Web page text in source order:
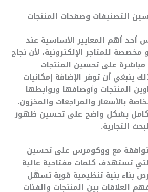
التصنيفات وصفحات المنتجات
أهم المعايير الأساسية عند
للمتاجر الإلكترونية، لأن نجاح
مباشرة على تحسين المنتجات
ينبغي أن توفر الإضافة إمكانيات
المنتجات وأوصافها وروابطها
بالأسعار والمراجعات والمخزون.
بشكل واضح على تحسين ظهور
التجارية.
مع ووكومرس على تحسين
تستهدف كلمات مفتاحية عالية
بناء بنية تنظيمية قوية تسهّل
العلاقات بين المنتجات والفئات